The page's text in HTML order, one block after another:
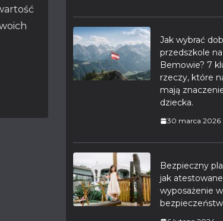
Jak wybrać
przedszkole na
Bemowie? 7
rzeczy, które
mają
dziecka.
30 marca 2026
Bezpieczny
jak atestowane
wyposażenie